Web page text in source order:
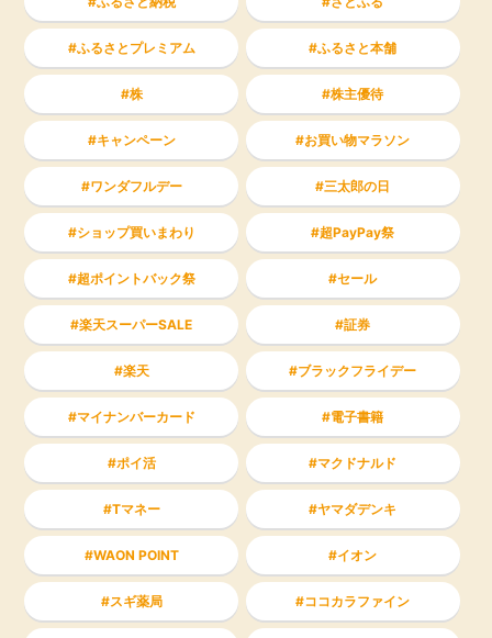
ふるさとプレミアム ふるさと本舗
株 株主優待
キャンペーン お買い物マラソン
ワンダフルデー 三太郎の日
ショップ買いまわり 超PayPay祭
超ポイントバック祭 セール
楽天スーパーSALE 証券
楽天 ブラックフライデー
マイナンバーカード 電子書籍
ポイ活 マクドナルド
Tマネー ヤマダデンキ
WAON POINT イオン
スギ薬局 ココカラファイン